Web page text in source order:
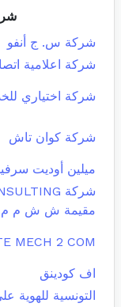
شركة س. ج أنفو
شركة اعلامية
شركة اختياري
شركة كوان تاش
ميلين أوديت
مقيمة ش ش م م
MECH 2 COM
اف كودينق
التونسية للهوية